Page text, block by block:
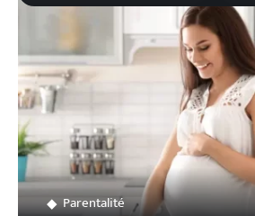
Parentalité